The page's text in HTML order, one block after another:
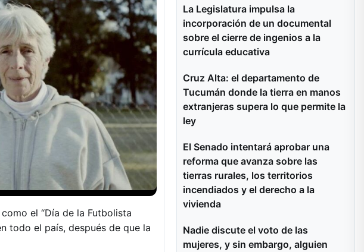
el “Día de la Futbolista
todo el país, después de que la
La Legislatura impulsa la
incorporación de un documental
sobre el cierre de ingenios a la
currícula educativa
Cruz Alta: el departamento de
Tucumán donde la tierra en manos
extranjeras supera lo que permite la
ley
El Senado intentará aprobar una
reforma que avanza sobre las
tierras rurales, los territorios
incendiados y el derecho a la
vivienda
Nadie discute el voto de las
mujeres, y sin embargo, alguien